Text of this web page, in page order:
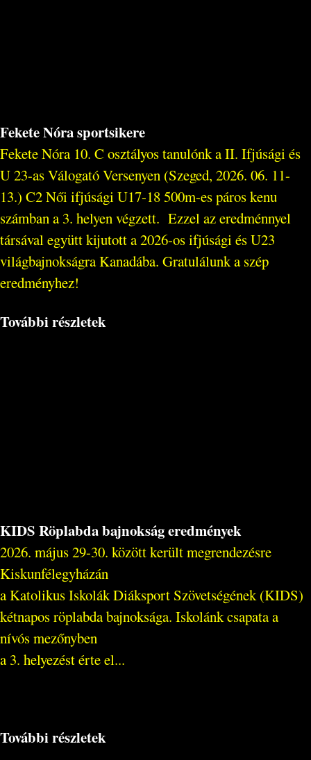
Fekete Nóra sportsikere
Fekete Nóra 10. C osztályos tanulónk a II. Ifjúsági és
U 23-as Válogató Versenyen (Szeged, 2026. 06. 11-
13.) C2 Női ifjúsági U17-18 500m-es páros kenu
számban a 3. helyen végzett. Ezzel az eredménnyel
társával együtt kijutott a 2026-os ifjúsági és U23
világbajnokságra Kanadába. Gratulálunk a szép
eredményhez!
További részletek
KIDS Röplabda bajnokság eredmények
2026. május 29-30. között került megrendezésre
Kiskunfélegyházán
a Katolikus Iskolák Diáksport Szövetségének (KIDS)
kétnapos röplabda bajnoksága. Iskolánk csapata a
nívós mezőnyben
a 3. helyezést érte el...
További részletek